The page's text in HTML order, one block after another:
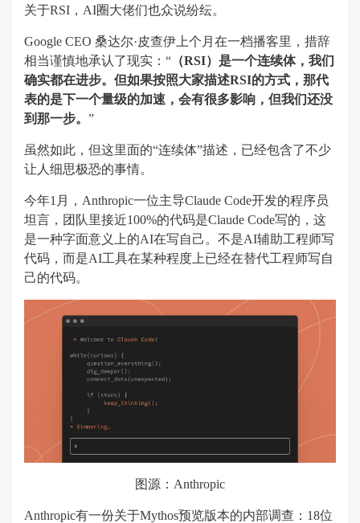
关于RSI，AI圈大佬们也众说纷纭。
Google CEO 桑达尔·皮查伊上个月在一档播客里，措辞
相当谨慎地承认了现实：“ （RSI）是一个连续体，我们
确实都在进步。但如果按照大家描述RSI的方式，那代
表的是下一个量级的加速，会有很多影响，但我们还没
到那一步。 ”
虽然如此，但这里面的“连续体”描述，已经包含了不少
让人细思极恐的事情。
今年1月，Anthropic一位主导Claude Code开发的程序员
坦言，团队里接近100%的代码是Claude Code写的，这
是一种字面意义上的AI在写自己。不是AI辅助工程师写
代码，而是AI工具在某种程度上已经在替代工程师写自
己的代码。
图源：Anthropic
Anthropic有一份关于Mythos预览版本的内部调查：18位